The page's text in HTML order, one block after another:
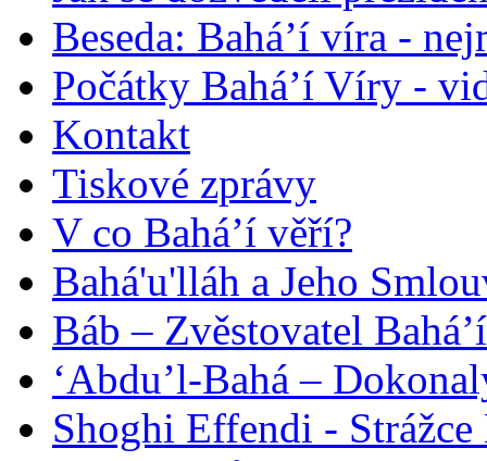
Beseda: Bahá’í víra -
Počátky Bahá’í Víry -
Kontakt
Tiskové zprávy
V co Bahá’í věří?
Bahá'u'lláh a Jeho
Báb – Zvěstovatel
‘Abdu’l-Bahá –
Shoghi Effendi -